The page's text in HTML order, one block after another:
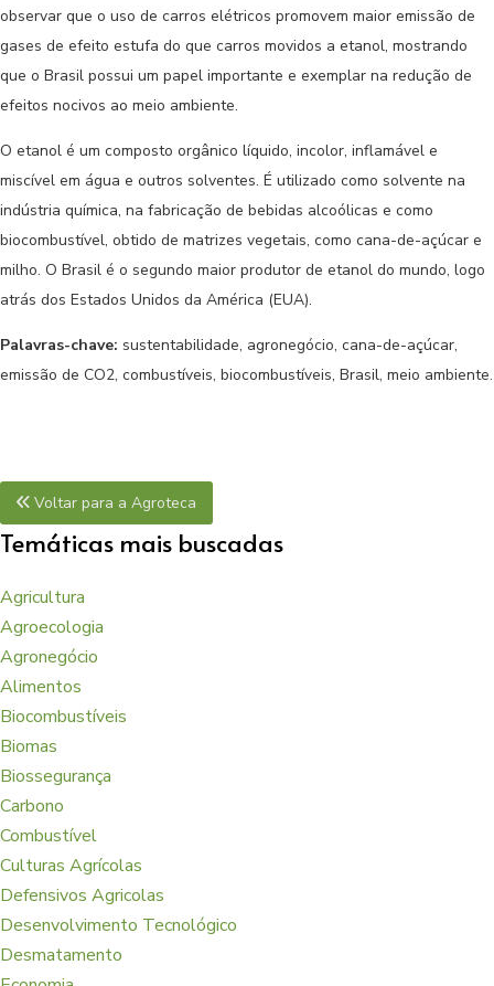
observar que o uso de carros elétricos promovem maior emissão de
gases de efeito estufa do que carros movidos a etanol, mostrando
que o Brasil possui um papel importante e exemplar na redução de
efeitos nocivos ao meio ambiente.
O etanol é um composto orgânico líquido, incolor, inflamável e
miscível em água e outros solventes. É utilizado como solvente na
indústria química, na fabricação de bebidas alcoólicas e como
biocombustível, obtido de matrizes vegetais, como cana-de-açúcar e
milho. O Brasil é o segundo maior produtor de etanol do mundo, logo
atrás dos Estados Unidos da América (EUA).
Palavras-chave: sustentabilidade, agronegócio, cana-de-açúcar,
emissão de CO2, combustíveis, biocombustíveis, Brasil, meio ambiente.
Voltar para a Agroteca
Temáticas mais buscadas
Agricultura
Agroecologia
Agronegócio
Alimentos
Biocombustíveis
Biomas
Biossegurança
Carbono
Combustível
Culturas Agrícolas
Defensivos Agricolas
Desenvolvimento Tecnológico
Desmatamento